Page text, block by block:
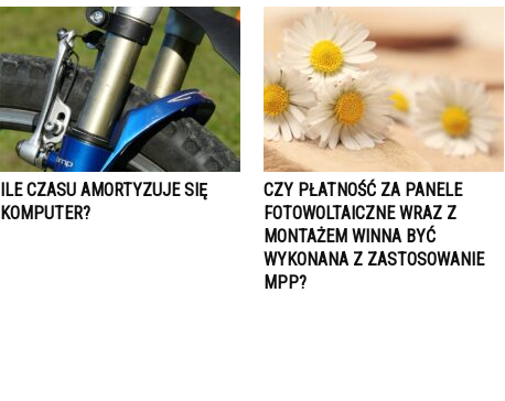
ILE CZASU AMORTYZUJE SIĘ
KOMPUTER?
CZY PŁATNOŚĆ ZA PANELE
FOTOWOLTAICZNE WRAZ Z
MONTAŻEM WINNA BYĆ
WYKONANA Z ZASTOSOWANIE
MPP?